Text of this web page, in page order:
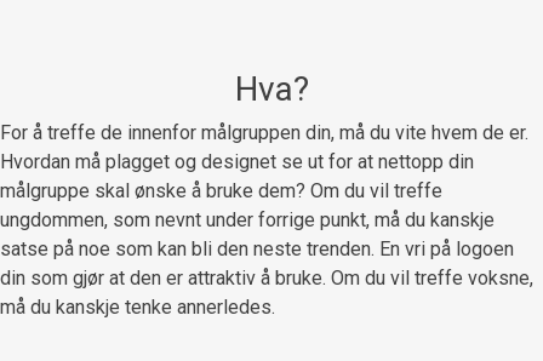
Hva?
For å treffe de innenfor målgruppen din, må du vite hvem de er.
Hvordan må plagget og designet se ut for at nettopp din
målgruppe skal ønske å bruke dem? Om du vil treffe
ungdommen, som nevnt under forrige punkt, må du kanskje
satse på noe som kan bli den neste trenden. En vri på logoen
din som gjør at den er attraktiv å bruke. Om du vil treffe voksne,
må du kanskje tenke annerledes.